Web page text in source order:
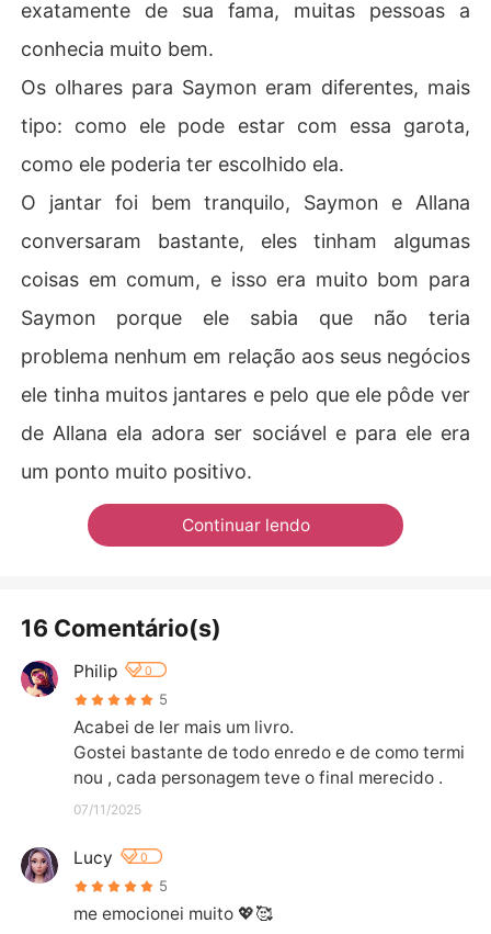
exatamente de sua fama, muitas pessoas a
conhecia muito bem.
Os olhares para Saymon eram diferentes, mais
tipo: como ele pode estar com essa garota,
como ele poderia ter escolhido ela.
O jantar foi bem tranquilo, Saymon e Allana
conversaram bastante, eles tinham algumas
coisas em comum, e isso era muito bom para
Saymon porque ele sabia que não teria
problema nenhum em relação aos seus negócios
ele tinha muitos jantares e pelo que ele pôde ver
de Allana ela adora ser sociável e para ele era
um ponto muito positivo.
Continuar lendo
16 Comentário(s)
Philip 0
5
Acabei de ler mais um livro.
Gostei bastante de todo enredo e de como termi
nou , cada personagem teve o final merecido .
07/11/2025
Lucy 0
5
me emocionei muito 💖🥰